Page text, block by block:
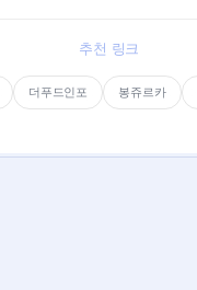
추천 링크
더푸드인포 봉쥬르카